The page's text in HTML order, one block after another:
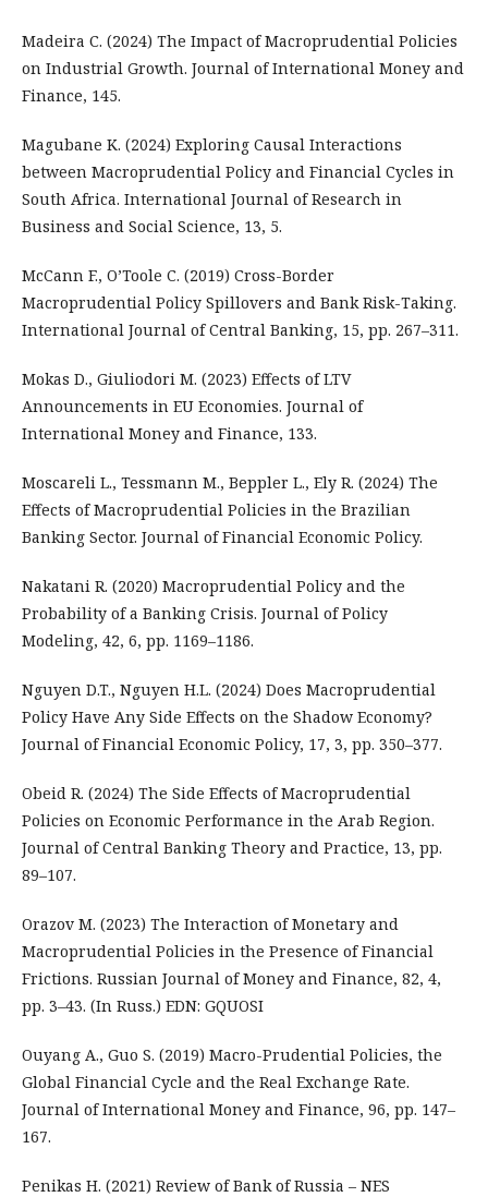
Madeira С. (2024) The Impact of Macroprudential Policies
on Industrial Growth. Journal of International Money and
Finance, 145.
Magubane K. (2024) Exploring Causal Interactions
between Macroprudential Policy and Financial Cycles in
South Africa. International Journal of Research in
Business and Social Science, 13, 5.
McCann F., O’Toole C. (2019) Cross-Border
Macroprudential Policy Spillovers and Bank Risk-Taking.
International Journal of Central Banking, 15, pp. 267–311.
Mokas D., Giuliodori M. (2023) Effects of LTV
Announcements in EU Economies. Journal of
International Money and Finance, 133.
Moscareli L., Tessmann M., Beppler L., Ely R. (2024) The
Effects of Macroprudential Policies in the Brazilian
Banking Sector. Journal of Financial Economic Policy.
Nakatani R. (2020) Macroprudential Policy and the
Probability of a Banking Crisis. Journal of Policy
Modeling, 42, 6, pp. 1169–1186.
Nguyen D.T., Nguyen H.L. (2024) Does Macroprudential
Policy Have Any Side Effects on the Shadow Economy?
Journal of Financial Economic Policy, 17, 3, pp. 350–377.
Obeid R. (2024) The Side Effects of Macroprudential
Policies on Economic Performance in the Arab Region.
Journal of Central Banking Theory and Practice, 13, pp.
89–107.
Orazov M. (2023) The Interaction of Monetary and
Macroprudential Policies in the Presence of Financial
Frictions. Russian Journal of Money and Finance, 82, 4,
pp. 3–43. (In Russ.) EDN: GQUOSI
Ouyang A., Guo S. (2019) Macro-Prudential Policies, the
Global Financial Cycle and the Real Exchange Rate.
Journal of International Money and Finance, 96, pp. 147–
167.
Penikas H. (2021) Review of Bank of Russia – NES